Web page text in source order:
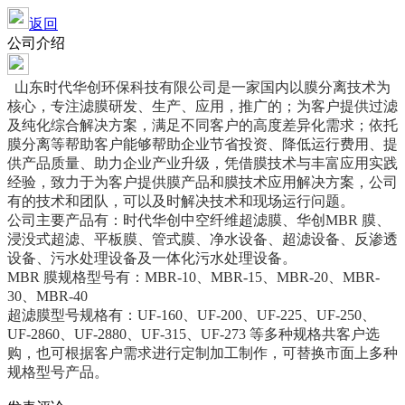
返回
公司介绍
山东时代华创环保科技有限公司是一家国内以膜分离技术为
核心，专注滤膜研发、生产、应用，推广的；为客户提供过滤
及纯化综合解决方案，满足不同客户的高度差异化需求；依托
膜分离等帮助客户能够帮助企业节省投资、降低运行费用、提
供产品质量、助力企业产业升级，凭借膜技术与丰富应用实践
经验，致力于为客户提供膜产品和膜技术应用解决方案，公司
有的技术和团队，可以及时解决技术和现场运行问题。
公司主要产品有：时代华创中空纤维超滤膜、华创MBR 膜、
浸没式超滤、平板膜、管式膜、净水设备、超滤设备、反渗透
设备、污水处理设备及一体化污水处理设备。
MBR 膜规格型号有：MBR-10、MBR-15、MBR-20、MBR-
30、MBR-40
超滤膜型号规格有：UF-160、UF-200、UF-225、UF-250、
UF-2860、UF-2880、UF-315、UF-273 等多种规格共客户选
购，也可根据客户需求进行定制加工制作，可替换市面上多种
规格型号产品。